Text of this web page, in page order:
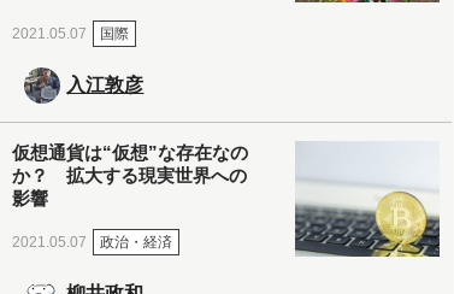
2021.05.07 国際
入江敦彦
仮想通貨は“仮想”な存在なの
か？ 拡大する現実世界への
影響
2021.05.07 政治・経済